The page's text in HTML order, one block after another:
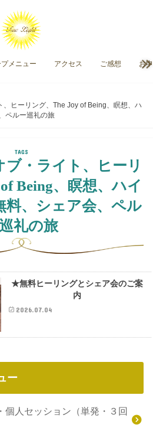
メニュー アクセス ご感想 お
、ヒーリング、The Joy of Being、瞑想、ハ
ペルー巡礼の旅
ブ・ライト、ヒーリ
Being、瞑想、ハイ
料、シェア会、ペル
礼の旅
★無料ヒーリングとシェア会のご案
内
2026.07.04
ー
個人セッション（単発・３回